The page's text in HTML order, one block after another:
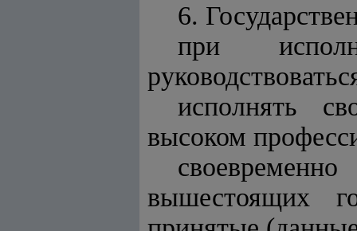
6.
при
исполнять
высоком
вышестоящих